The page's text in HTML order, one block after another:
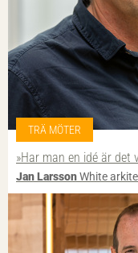
TRÄ MÖTER
»Har man en idé är
Jan LarssonWhite